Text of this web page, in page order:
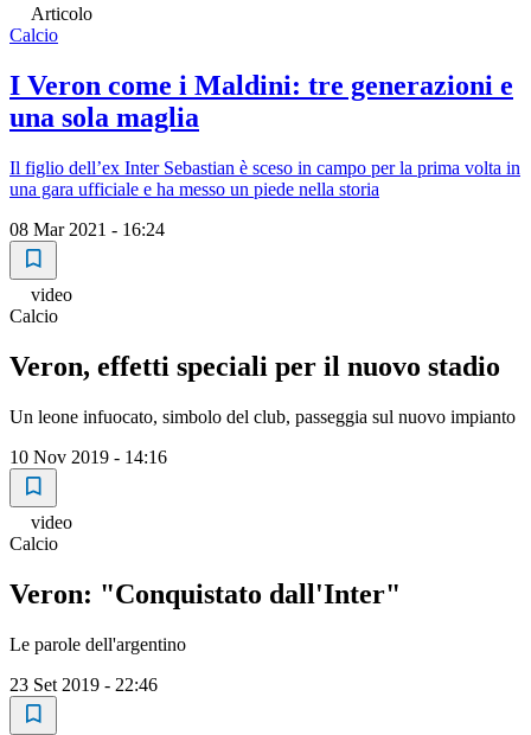
Articolo
Calcio
I Veron come i Maldini: tre generazioni e
una sola maglia
Il figlio dell’ex Inter Sebastian è sceso in campo per la prima volta in
una gara ufficiale e ha messo un piede nella storia
08 Mar 2021 - 16:24
video
Calcio
Veron, effetti speciali per il nuovo stadio
Un leone infuocato, simbolo del club, passeggia sul nuovo impianto
10 Nov 2019 - 14:16
video
Calcio
Veron: "Conquistato dall'Inter"
Le parole dell'argentino
23 Set 2019 - 22:46